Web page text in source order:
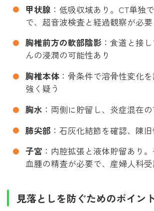
甲状腺 ：低吸収域あり。CT単独
で、超音波検査と経過観察が必要
胸椎前方の軟部陰影 ：食道と接
んの浸潤の可能性あり
胸椎本体 ：骨条件で溶骨性変化
強く疑う
胸水 ：両側に貯留し、炎症混在
肺尖部 ：石灰化結節を確認、陳
子宮 ：内腔拡張と液体貯留あり
血腫の精査が必要で、産婦人科
見落としを防ぐためのポイン